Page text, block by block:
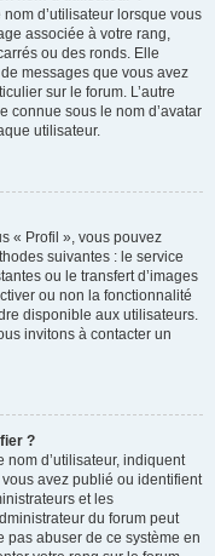
d’utilisateur lorsque vous
associée à votre rang,
ou des ronds. Elle
messages que vous avez
sur le forum. L’autre
connue sous le nom d’avatar
utilisateur.
« Profil », vous pouvez
suivantes : le service
ou le transfert d’images
ou non la fonctionnalité
disponible aux utilisateurs.
invitons à contacter un
?
nom d’utilisateur, indiquent
avez publié ou identifient
et les
du forum peut
pas abuser de ce système en